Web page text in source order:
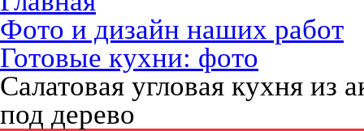
Фото и дизайн наших работ
Готовые кухни: фото
Салатовая угловая кухня из
под дерево